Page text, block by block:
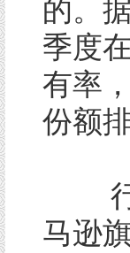
的。
季度
有率
份额
行
马逊